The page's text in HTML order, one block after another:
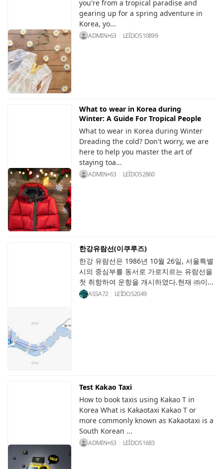
you're from a tropical paradise and
gearing up for a spring adventure in
Korea, yo...
ADMIN+63 LEÍDOS10899
What to wear in Korea during
Winter: A Guide For Tropical People
What to wear in Korea during Winter
Dreading the cold? Don't worry, we are
here to help you master the art of
staying toa...
ADMIN+63 LEÍDOS2860
한강유람선(이쿠루즈)
한강 유람선은 1986년 10월 26일, 서울특별
시의 중심부를 동서로 가로지르는 유람선을
첫 취항하여 운항을 개시하였다.현재 ㈜이...
ASSA72 LEÍDOS2049
Test Kakao Taxi
How to book taxis using Kakao T in
Korea What is Kakaotaxi Kakao T or
more commonly known as Kakaotaxi is a
South Korean ...
ADMIN+63 LEÍDOS1683